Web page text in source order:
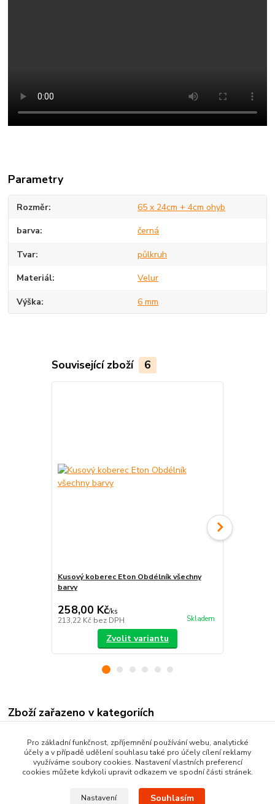
Parametry
Rozměr 65 x 24cm + 4cm ohyb
barva černá
Tvar půlkruh
Materiál Velur
Výška 6 mm
Související zboží 6
Kusový koberec Eton Obdélník všechny
barvy
258,00 Kč/ks
213,22 Kč bez DPH Skladem
Zvolit variantu
Zboží zařazeno v kategoriích
Schodišťové koberce
Pro základní funkčnost, zpříjemnění používání webu, analytické
účely a v případě udělení souhlasu také pro účely cílení reklamy
využíváme soubory cookies. Nastavení vlastních preferencí
cookies můžete kdykoli upravit odkazem ve spodní části stránek.
Nastavení Souhlasím